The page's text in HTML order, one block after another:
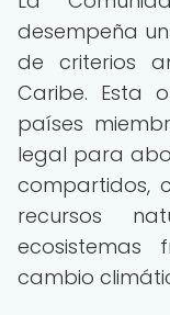
desempeña
de criterios
Caribe. Esta
países
legal para
compartidos,
recursos
cambio